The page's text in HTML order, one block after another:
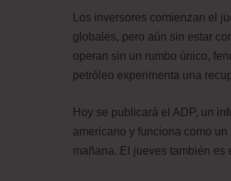
Los inversores comienzan el
globales, pero aún sin estar
operan sin un rumbo único,
petróleo experimenta una
Hoy se publicará el ADP, un
americano y funciona como
mañana. El jueves también